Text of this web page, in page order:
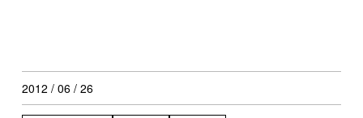
2012 / 06 / 26